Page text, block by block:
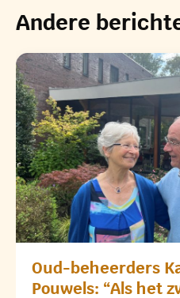
Andere
Oud-beheerders
Pouwels: “Als het